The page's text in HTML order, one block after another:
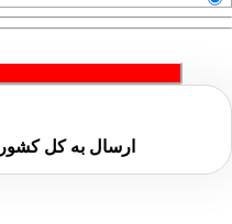
ارسال به کل کشور